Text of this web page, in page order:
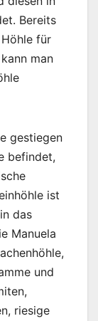
Bereits
für
man
gestiegen
befindet,
ist
das
Manuela
und
riesige